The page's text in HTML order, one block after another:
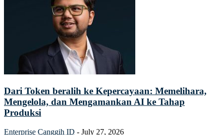
Dari Token beralih ke Kepercayaan: Memelihara,
Mengelola, dan Mengamankan AI ke Tahap
Produksi
Enterprise Canggih ID - July 27, 2026